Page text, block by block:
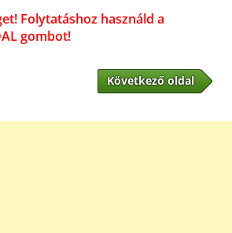
Folytatáshoz használd a
gombot!
Következő oldal